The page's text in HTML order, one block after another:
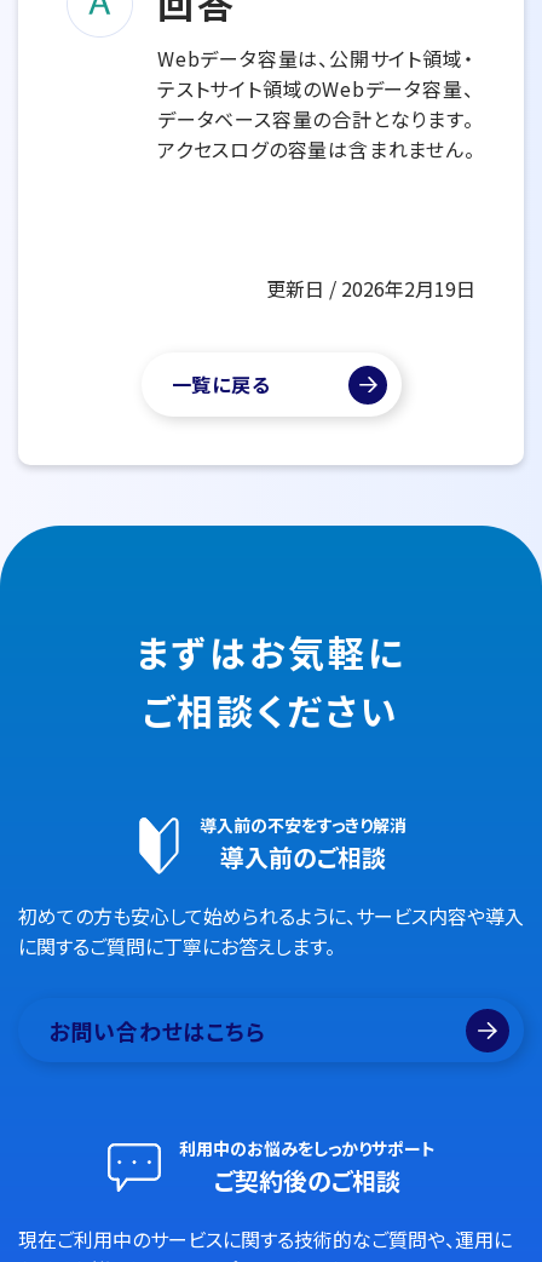
Webデータ容量は、公開サイト領域・
テストサイト領域のWebデータ容量、
データベース容量の合計となります。
アクセスログの容量は含まれません。
更新日 / 2026年2月19日
一覧に戻る
まずはお気軽に
ご相談ください
導入前の不安をすっきり解消
導入前のご相談
初めての方も安心して始められるように、サービス内容や導入
に関するご質問に丁寧にお答えします。
お問い合わせはこちら
利用中のお悩みをしっかりサポート
ご契約後のご相談
現在ご利用中のサービスに関する技術的なご質問や、運用に